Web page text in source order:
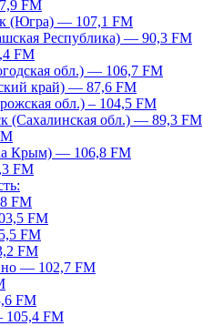
FM
(Югра) — 107,1 FM
Республика) — 90,3 FM
FM
обл.) — 106,7 FM
край) — 87,6 FM
обл.) – 104,5 FM
(Сахалинская обл.) — 89,3 FM
Крым) — 106,8 FM
FM
FM
FM
FM
FM
— 102,7 FM
FM
FM